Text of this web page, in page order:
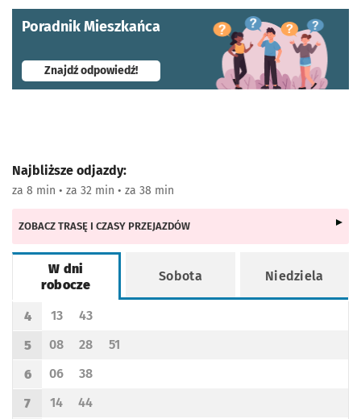
Poradnik Mieszkańca
Znajdź odpowiedź!- otworzy się w nowej karcie
Najbliższe odjazdy:
za 8 min • za 32 min • za 38 min
ZOBACZ TRASĘ I CZASY PRZEJAZDÓW
W dni
robocze
Sobota Niedziela
Rozkład jazdy -
Godzina odjazdu
4
Odjazd
13
minut po godzinie 4
Odjazd
43
minut po godzinie 4
Godzina odjazdu
5
Odjazd
08
minut po godzinie 5
Odjazd
28
minut po godzinie 5
Odjazd
51
minut po godzinie 5
Godzina odjazdu
6
Odjazd
06
minut po godzinie 6
Odjazd
38
minut po godzinie 6
Godzina odjazdu
7
Odjazd
14
minut po godzinie 7
Odjazd
44
minut po godzinie 7